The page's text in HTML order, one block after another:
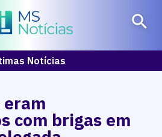
Notícias
com brigas em